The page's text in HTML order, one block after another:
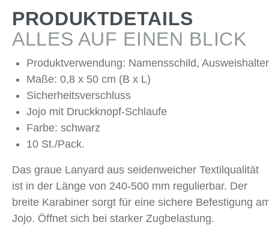
PRODUKTDETAILS
ALLES AUF EINEN BLICK
Produktverwendung: Namensschild, Ausweishalter
Maße: 0,8 x 50 cm (B x L)
Sicherheitsverschluss
Jojo mit Druckknopf-Schlaufe
Farbe: schwarz
10 St./Pack.
Das graue Lanyard aus seidenweicher Textilqualität
ist in der Länge von 240-500 mm regulierbar. Der
breite Karabiner sorgt für eine sichere Befestigung
Jojo. Öffnet sich bei starker Zugbelastung.